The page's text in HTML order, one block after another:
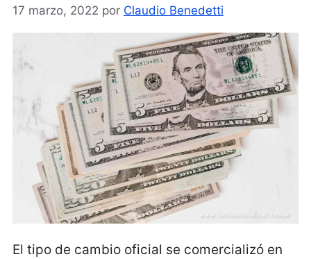
17 marzo, 2022 por Claudio Benedetti
El tipo de cambio oficial se comercializó en